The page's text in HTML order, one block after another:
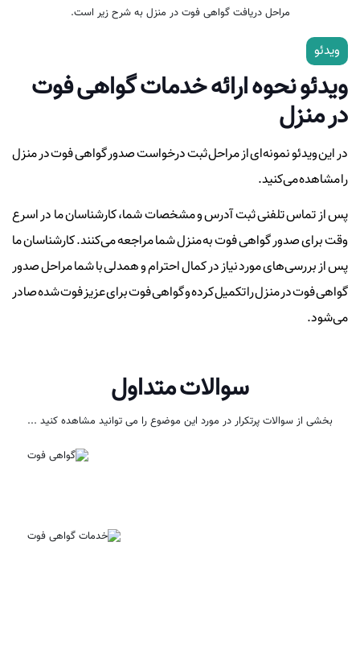
مراحل دریافت گواهی فوت در منزل به شرح زیر است.
ویدئو
ویدئو نحوه ارائه خدمات گواهی فوت
در منزل
در این ویدئو نمونه‌ای از مراحل ثبت درخواست صدور گواهی فوت در منزل
را مشاهده می‌کنید.
پس از تماس تلفنی ثبت آدرس و مشخصات شما، کارشناسان ما در اسرع
وقت برای صدور گواهی فوت به منزل شما مراجعه می‌کنند. کارشناسان ما
پس از بررسی‌های مورد نیاز در کمال احترام و همدلی با شما مراحل صدور
گواهی فوت در منزل را تکمیل کرده و گواهی فوت برای عزیز فوت شده صادر
می‌شود.
سوالات متداول
بخشی از سوالات پرتکرار در مورد این موضوع را می توانید مشاهده کنید ...